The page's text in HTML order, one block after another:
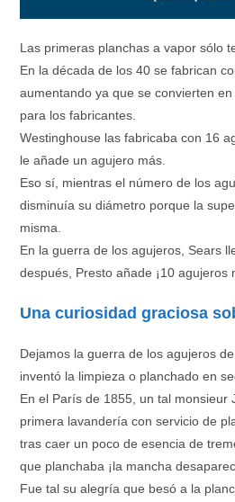
Las primeras planchas a vapor sólo
En la década de los 40 se fabrican
aumentando ya que se convierten
para los fabricantes.
Westinghouse las fabricaba con 16
le añade un agujero más.
Eso sí, mientras el número de los
disminuía su diámetro porque la
misma.
En la guerra de los agujeros, Sears
después, Presto añade ¡10 agujeros
Una curiosidad graciosa
Dejamos la guerra de los agujeros
inventó la limpieza o planchado en
En el París de 1855, un tal monsieur
primera lavandería con servicio de
tras caer un poco de esencia de
que planchaba ¡la mancha
Fue tal su alegría que besó a la